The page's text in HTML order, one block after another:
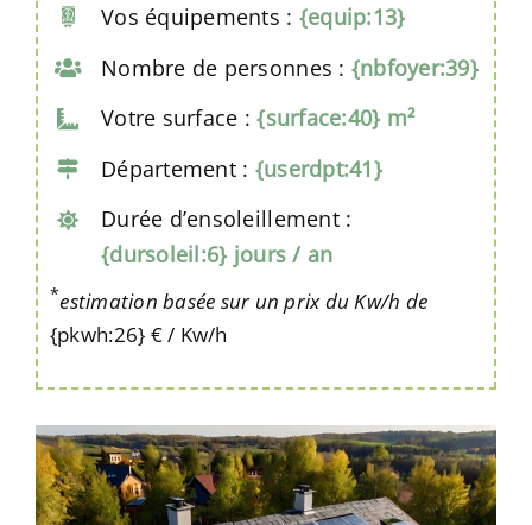
Vos équipements : {equip:13}
Nombre de personnes : {nbfoyer:39}
Votre surface :{surface:40} m²
Département : {userdpt:41}
Durée d’ensoleillement :
{dursoleil:6} jours / an
*estimation basée sur un prix du Kw/h de
{pkwh:26} € / Kw/h